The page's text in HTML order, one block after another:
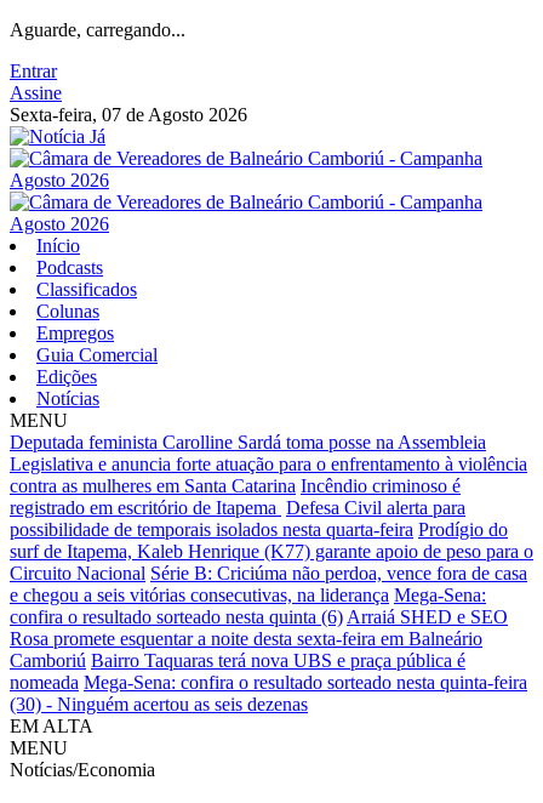
Aguarde, carregando...
Entrar
Assine
Sexta-feira, 07 de Agosto 2026
Início
Podcasts
Classificados
Colunas
Empregos
Guia Comercial
Edições
Notícias
MENU
Deputada feminista Carolline Sardá toma posse na Assembleia
Legislativa e anuncia forte atuação para o enfrentamento à violência
contra as mulheres em Santa Catarina Incêndio criminoso é
registrado em escritório de Itapema Defesa Civil alerta para
possibilidade de temporais isolados nesta quarta-feira Prodígio do
surf de Itapema, Kaleb Henrique (K77) garante apoio de peso para o
Circuito Nacional Série B: Criciúma não perdoa, vence fora de casa
e chegou a seis vitórias consecutivas, na liderança Mega-Sena:
confira o resultado sorteado nesta quinta (6) Arraiá SHED e SEO
Rosa promete esquentar a noite desta sexta-feira em Balneário
Camboriú Bairro Taquaras terá nova UBS e praça pública é
nomeada Mega-Sena: confira o resultado sorteado nesta quinta-feira
(30) - Ninguém acertou as seis dezenas
EM ALTA
MENU
Notícias/Economia